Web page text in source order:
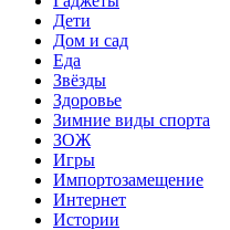
Дети
Дом и сад
Еда
Звёзды
Здоровье
Зимние виды спорта
ЗОЖ
Игры
Импортозамещение
Интернет
Истории